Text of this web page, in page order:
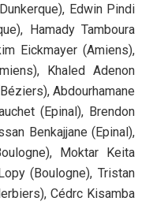
Edwin Pindi
Hamady Tamboura
Eickmayer (Amiens),
Khaled Adenon
Abdourhamane
(Epinal), Brendon
Benkajjane (Epinal),
Moktar Keita
(Boulogne), Tristan
Cédrc Kisamba